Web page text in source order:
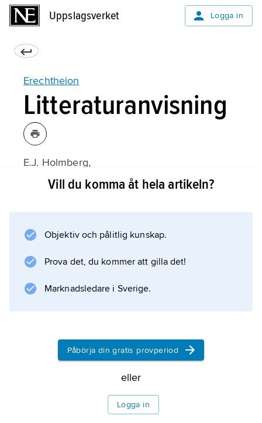
Uppslagsverket Logga in
Erechtheion
Litteraturanvisning
E.J. Holmberg,
Vill du komma åt hela artikeln?
Objektiv och pålitlig kunskap.
Prova det, du kommer att gilla det!
Marknadsledare i Sverige.
Påbörja din gratis provperiod
eller
Logga in